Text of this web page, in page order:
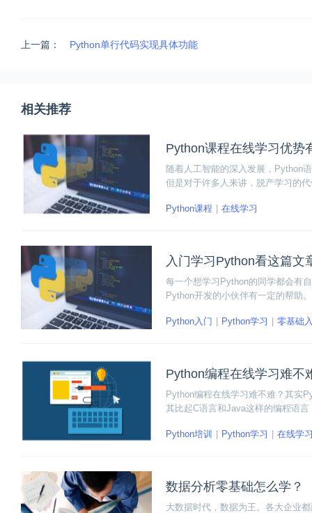
上一篇： Python单行代码实现具体功能
相关推荐
Python课程在线学习优势
随着人工智能的深入发展，Python
但是对于许多人来讲，脱产学习的
程内容，完善的就业服务和灵活的
Python课程 在线学习
入门学习Python看这篇文
每一个想学习Python的同学都会有
Python开发的小伙伴有一定的帮助。
Python入门 Python学习 零基础
Python编程在线学习难不
Python编程在线学习难不难？其实
其比起C语言和Java这样的编程语
了解一下博学谷的Python在线就业
Python培训 Python学习 在线学
数据分析零基础怎么学？
大数据时代，数据为王。各大企业